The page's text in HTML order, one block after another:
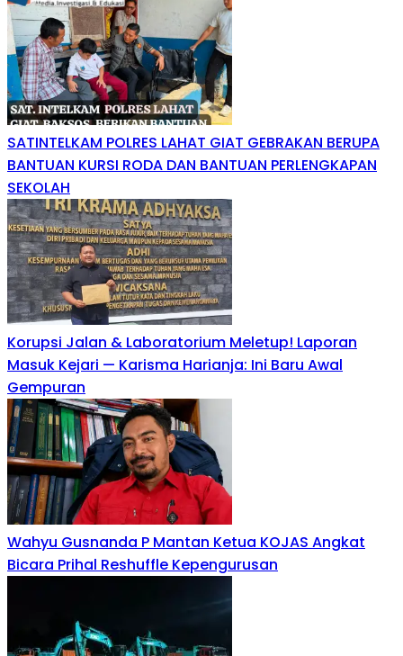
SATINTELKAM POLRES LAHAT GIAT GEBRAKAN BERUPA
BANTUAN KURSI RODA DAN BANTUAN PERLENGKAPAN
SEKOLAH
Korupsi Jalan & Laboratorium Meletup! Laporan
Masuk Kejari — Karisma Harianja: Ini Baru Awal
Gempuran
Wahyu Gusnanda P Mantan Ketua KOJAS Angkat
Bicara Prihal Reshuffle Kepengurusan